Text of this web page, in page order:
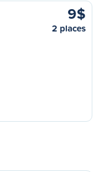
9$
2 places